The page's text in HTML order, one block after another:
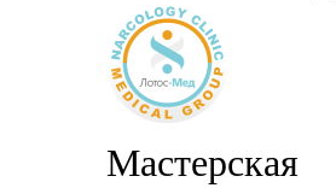
Мастерская